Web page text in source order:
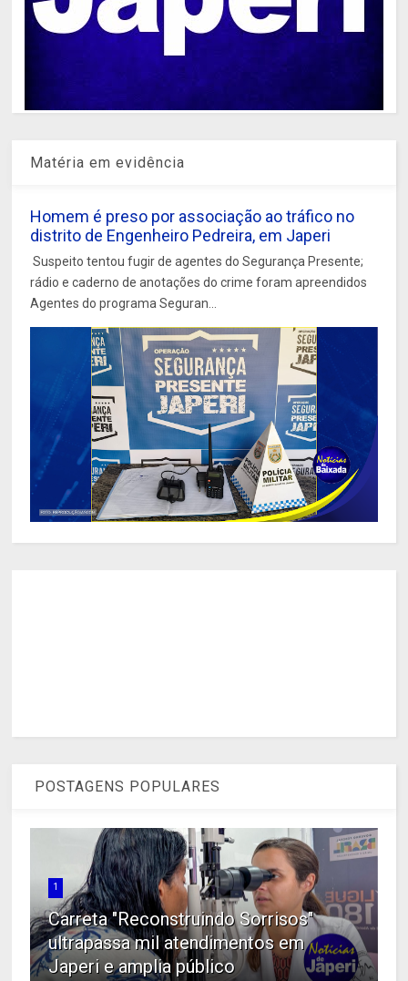
Matéria em evidência
Homem é preso por associação ao tráfico no
distrito de Engenheiro Pedreira, em Japeri
Suspeito tentou fugir de agentes do Segurança Presente;
rádio e caderno de anotações do crime foram apreendidos
Agentes do programa Seguran...
POSTAGENS POPULARES
1
Carreta "Reconstruindo Sorrisos"
ultrapassa mil atendimentos em
Japeri e amplia público